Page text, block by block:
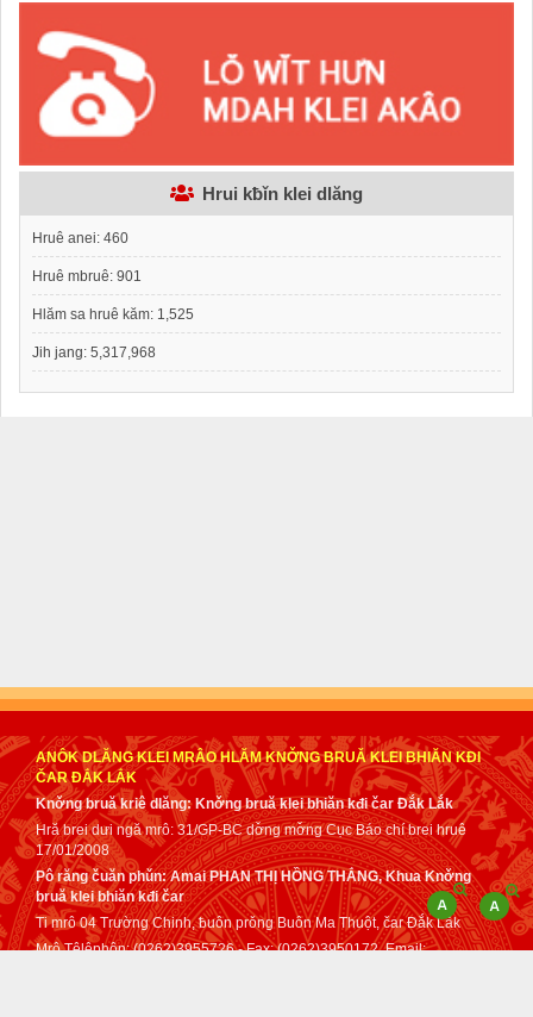
Hrui kƀǐn klei dlăng
Hruê anei: 460
Hruê mbruê: 901
Hlăm sa hruê kăm: 1,525
Jih jang: 5,317,968
ANÔK DLĂNG KLEI MRÂO HLĂM KNƠ̌NG BRUǍ KLEI BHIĂN KĐI
ČAR ĐẮK LẮK
Knơ̌ng bruă kriê dlăng: Knơ̌ng bruă klei bhiăn kđi čar Đắk Lắk
Hră brei dưi ngă mrô: 31/GP-BC dơ̌ng mơ̌ng Cục Báo chí brei hruê
17/01/2008
Pô răng čuăn phǔn: Amai PHAN THỊ HỒNG THẮNG, Khua Knơ̌ng
bruă klei bhiăn kđi čar
Ti mrô 04 Trường Chinh, ƀuôn prǒng Buôn Ma Thuột, čar Đắk Lắk
Mrô Têlêphôn: (0262)3955726 - Fax: (0262)3950172. Email: